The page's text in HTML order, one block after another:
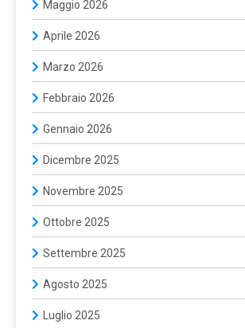
Maggio 2026
Aprile 2026
Marzo 2026
Febbraio 2026
Gennaio 2026
Dicembre 2025
Novembre 2025
Ottobre 2025
Settembre 2025
Agosto 2025
Luglio 2025